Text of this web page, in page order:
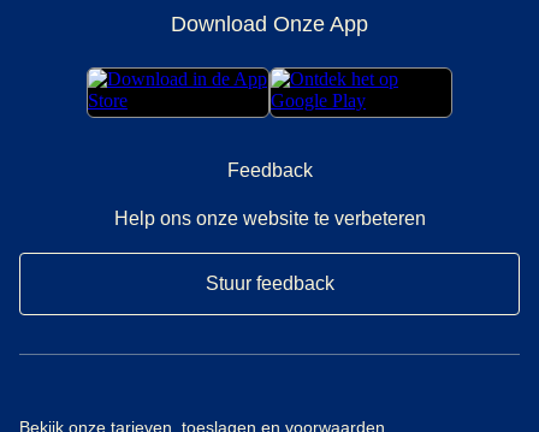
Download Onze App
Feedback
Help ons onze website te verbeteren
Stuur feedback
Bekijk onze tarieven, toeslagen en voorwaarden.